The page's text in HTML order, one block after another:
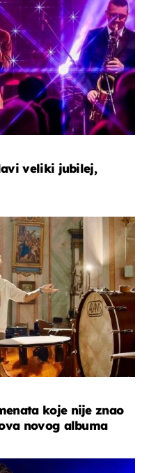
veliki jubilej,
koje nije znao
novog albuma